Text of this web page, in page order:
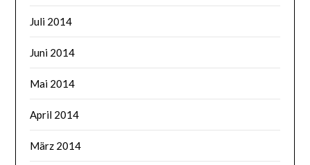
Juli 2014
Juni 2014
Mai 2014
April 2014
März 2014